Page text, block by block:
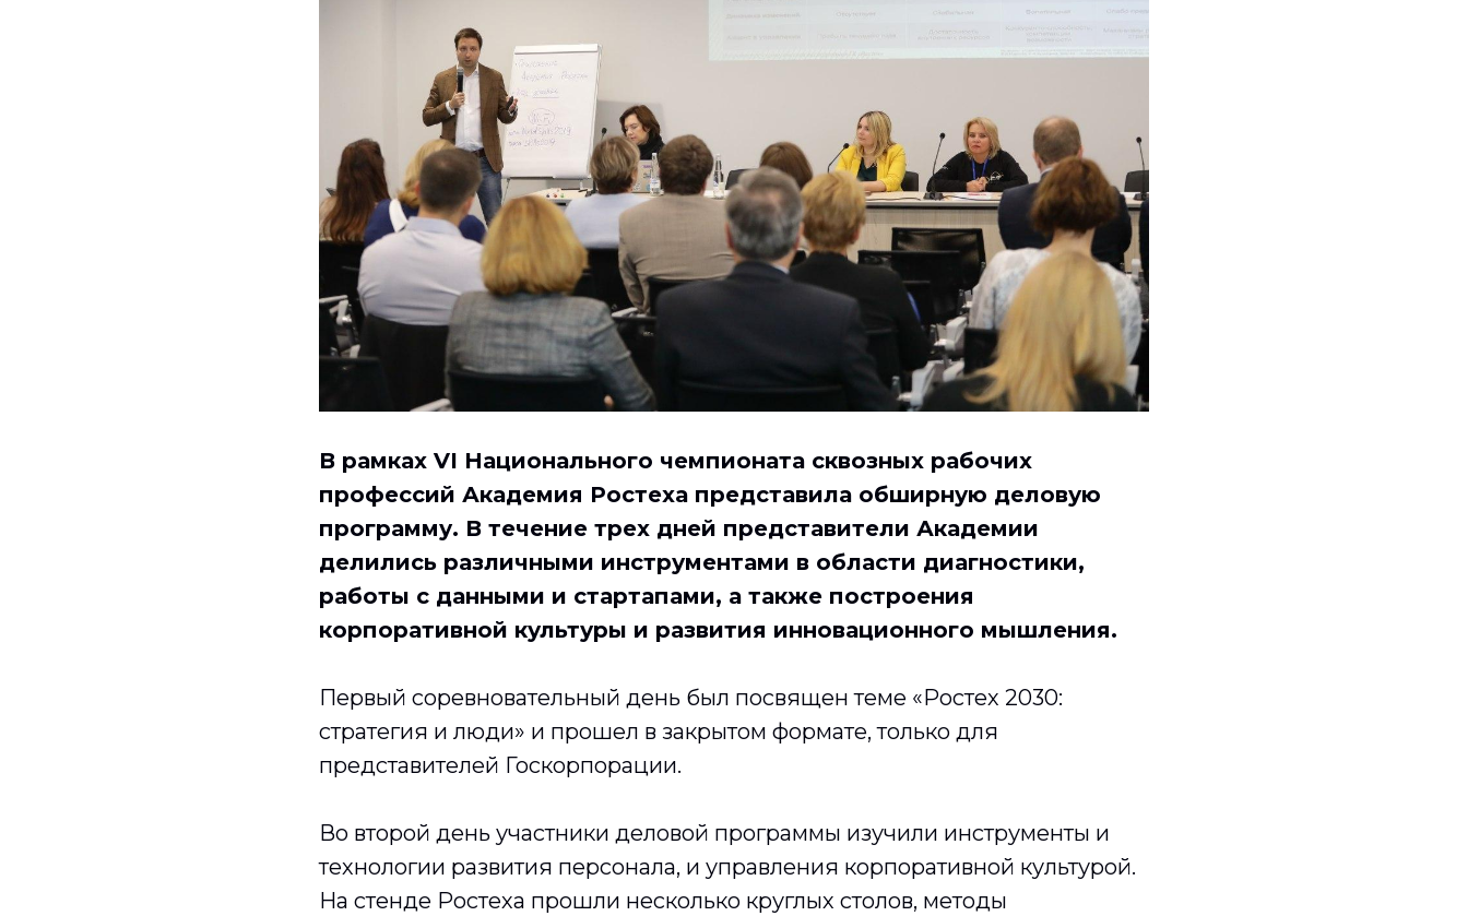
В рамках VI Национального чемпионата сквозных рабочих
профессий Академия Ростеха представила обширную деловую
программу. В течение трех дней представители Академии
делились различными инструментами в области диагностики,
работы с данными и стартапами, а также построения
корпоративной культуры и развития инновационного мышления.
Первый соревновательный день был посвящен теме «Ростех 2030:
стратегия и люди» и прошел в закрытом формате, только для
представителей Госкорпорации.
Во второй день участники деловой программы изучили инструменты и
технологии развития персонала, и управления корпоративной культурой.
На стенде Ростеха прошли несколько круглых столов, методы